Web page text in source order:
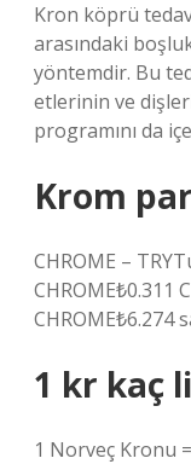
Kron köprü
arasındaki
yöntemdir. Bu
etlerinin ve
programını da
Krom
CHROME –
CHROME₺0.311
CHROME₺6.274
1 kr kaç
1 Norveç Kronu